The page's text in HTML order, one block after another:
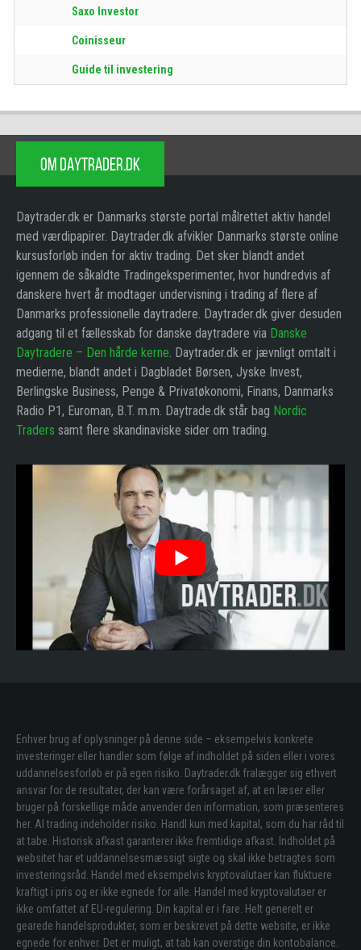
Saxo Investor
Coinisseur
Guide til investering
OM DAYTRADER.DK
Daytrader.dk er Danmarks største portal målrettet aktiv handel
med værdipapirer. Daytrader.dk afvikler Danmarks største online
kursusforløb inden for aktiv trading. Det sker blandt andet
igennem de såkaldte Tradingeksperimenter, hvor hundredvis af
danskere hvert år modtager undervisning i trading af flere af
Danmarks professionelle daytradere. Daytrader.dk giver desuden
adgang til et fællesskab for danske daytradere via Danske
Daytradere – Den hårde kerne. Daytrader.dk er jævnligt omtalt i
medierne, blandt andet i Dagbladet Børsen, Jyske Invest,
Berlingske Business, Penge & Privatøkonomi, Finans, Danmarks
Radio P1, Euroman, B.T. m.m. Daytrade.dk står bag Nordic
Traders samt flere skandinaviske sider om trading.
Enhver brug af oplysninger på denne side – eksempelvis konkrete
investeringer eller handler som følge af indholdet på siden eller i vores
uddannelsesforløb er på egen risiko. Daytrader.dk fralægger sig ethvert
ansvar for de resultater, der kan være forårsaget af, at en læser eller
bruger på forskellige måde anvender den information, som præsenteres
her. Al trading indeholder risiko. Handl kun med kapital, som du har råd til
at tabe. Historisk afkast garanterer ikke fremtidige afkast. Indholdet på
websitet har et uddannelsesmæssigt sigte og skal ikke betragtes som
investeringsråd. Handel med eksempelvis kryptovalutaer kan fluktuere
kraftigt i pris og er ikke egnede for alle. Handel med kryptovalutaer er
ikke omfattet af EU-regulering. Din kapital er i fare. Helt generelt er
gearede handelsprodukter, som er beskrevet på dette website, er ikke
egnede for enhver. Det er muligt, at tab kan overstige din kontobalance.